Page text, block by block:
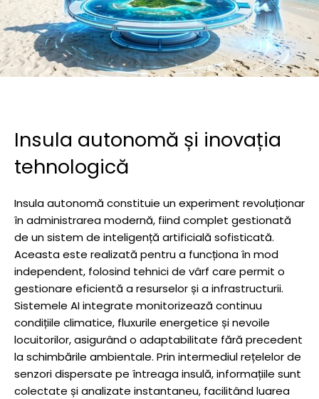
Insula autonomă și inovația
tehnologică
Insula autonomă constituie un experiment revoluționar
în administrarea modernă, fiind complet gestionată
de un sistem de inteligență artificială sofisticată.
Aceasta este realizată pentru a funcționa în mod
independent, folosind tehnici de vârf care permit o
gestionare eficientă a resurselor și a infrastructurii.
Sistemele AI integrate monitorizează continuu
condițiile climatice, fluxurile energetice și nevoile
locuitorilor, asigurând o adaptabilitate fără precedent
la schimbările ambientale. Prin intermediul rețelelor de
senzori dispersate pe întreaga insulă, informațiile sunt
colectate și analizate instantaneu, facilitând luarea